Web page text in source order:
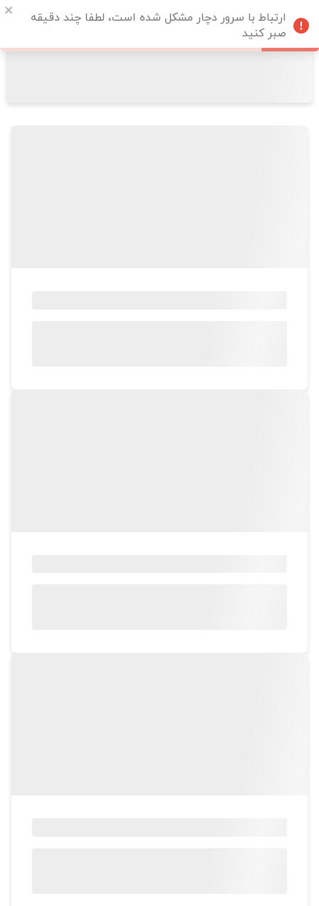
ارتباط با سرور دچار مشکل شده است، لطفا چند دقیقه
صبر کنید